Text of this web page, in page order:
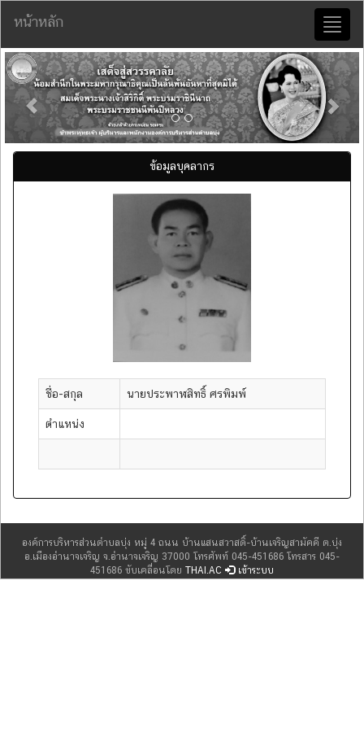
หน้าหลัก
Previous
ข้อมูลบุคลากร
ชื่อ-สกุล นายประพาฬสิทธิ์ ศรพิมพ์
ตำแหน่ง
องค์การบริหารส่วนตำบลบุ่ง หมู่ 4 ถนน บ้านแสนสวาสดิ์-บ้านเจริญสามัคคี ต.บุ่ง
อ.เมืองอำนาจเจริญ จ.อำนาจเจริญ 37000 โทรศัพท์ 045-451686 โทรสาร 045-
451686 ขับเคลื่อนโดย THAI.AC เข้าระบบ